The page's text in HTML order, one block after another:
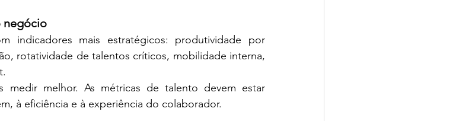
negócio
indicadores mais estratégicos: produtividade por
rotatividade de talentos críticos, mobilidade interna,
melhor. As métricas de talento devem estar
à eficiência e à experiência do colaborador.